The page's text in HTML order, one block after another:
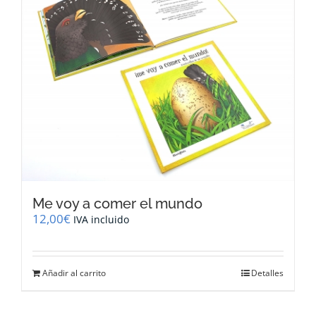
Me voy a comer el mundo
12,00€ IVA incluido
Añadir al carrito Detalles